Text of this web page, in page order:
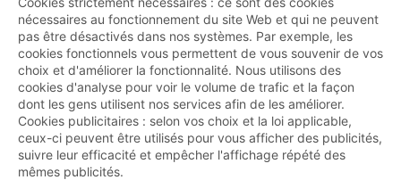
nécessaires au fonctionnement du site Web et qui ne peuvent
pas être désactivés dans nos systèmes. Par exemple, les
cookies fonctionnels vous permettent de vous souvenir de vos
choix et d'améliorer la fonctionnalité. Nous utilisons des
cookies d'analyse pour voir le volume de trafic et la façon
dont les gens utilisent nos services afin de les améliorer.
Cookies publicitaires : selon vos choix et la loi applicable,
ceux-ci peuvent être utilisés pour vous afficher des publicités,
suivre leur efficacité et empêcher l'affichage répété des
mêmes publicités.